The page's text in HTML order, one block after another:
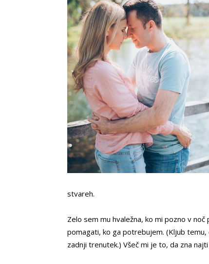
stvareh.
Zelo sem mu hvaležna, ko mi pozno v
pomagati, ko ga potrebujem. (Kljub
zadnji trenutek.) Všeč mi je to, da zna